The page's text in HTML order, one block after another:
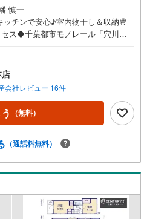
慎一
ッチンで安心♪室内物干し＆収納豊
ス◆千葉都市モノレール「穴川」
グで遊ぶお子様にも目が届く、安
チン♪床下収納、広々パントリ
しいキッチン♪家族のコミュニケ
グ階段♪雨の日のでも困らない室
ーン」付♪収納便利なウォークイン
まい♪ご家族揃って身支度可能なゆ
校 徒歩9分穴川花園幼稚園 徒歩8
キャンペーン実施中♪】詳細はプレ
ださい！【物件のおすすめポイン
分！教育施設やお買い物施設が近く
やすいエリア♪
会社レビュー 16件
（無料）
（通話料無料）